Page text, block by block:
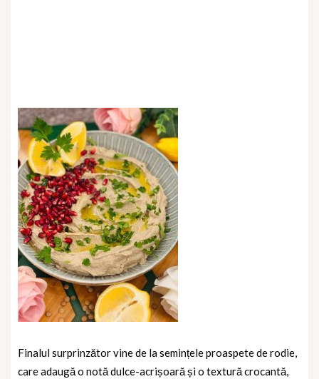
Finalul surprinzător vine de la semințele proaspete de rodie,
care adaugă o notă dulce-acrișoară și o textură crocantă,